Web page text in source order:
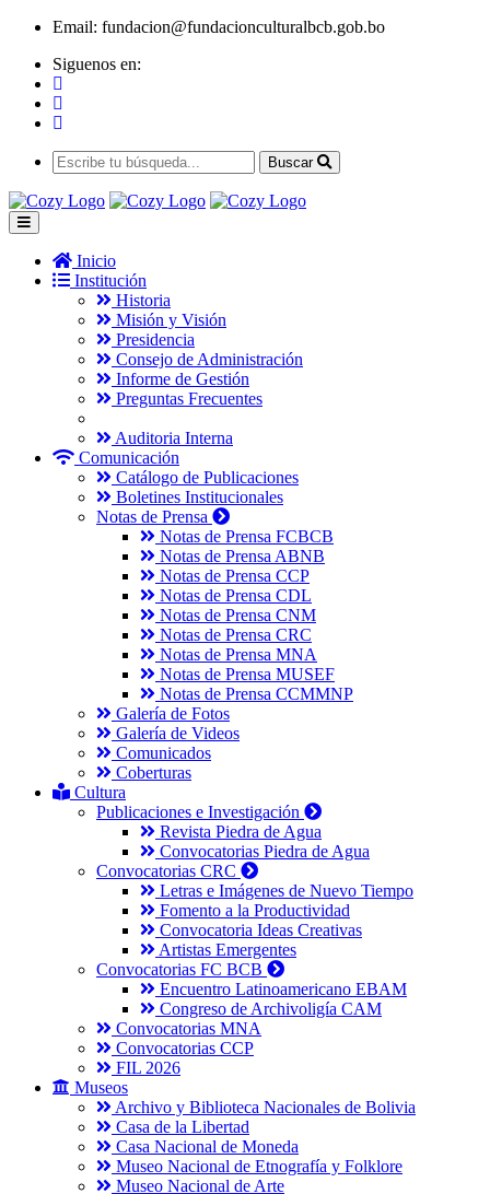
Email: fundacion@fundacionculturalbcb.gob.bo
Siguenos en:
Buscar
Inicio
Institución
Historia
Misión y Visión
Presidencia
Consejo de Administración
Informe de Gestión
Preguntas Frecuentes
Auditoria Interna
Comunicación
Catálogo de Publicaciones
Boletines Institucionales
Notas de Prensa
Notas de Prensa FCBCB
Notas de Prensa ABNB
Notas de Prensa CCP
Notas de Prensa CDL
Notas de Prensa CNM
Notas de Prensa CRC
Notas de Prensa MNA
Notas de Prensa MUSEF
Notas de Prensa CCMMNP
Galería de Fotos
Galería de Videos
Comunicados
Coberturas
Cultura
Publicaciones e Investigación
Revista Piedra de Agua
Convocatorias Piedra de Agua
Convocatorias CRC
Letras e Imágenes de Nuevo Tiempo
Fomento a la Productividad
Convocatoria Ideas Creativas
Artistas Emergentes
Convocatorias FC BCB
Encuentro Latinoamericano EBAM
Congreso de Archivoligía CAM
Convocatorias MNA
Convocatorias CCP
FIL 2026
Museos
Archivo y Biblioteca Nacionales de Bolivia
Casa de la Libertad
Casa Nacional de Moneda
Museo Nacional de Etnografía y Folklore
Museo Nacional de Arte